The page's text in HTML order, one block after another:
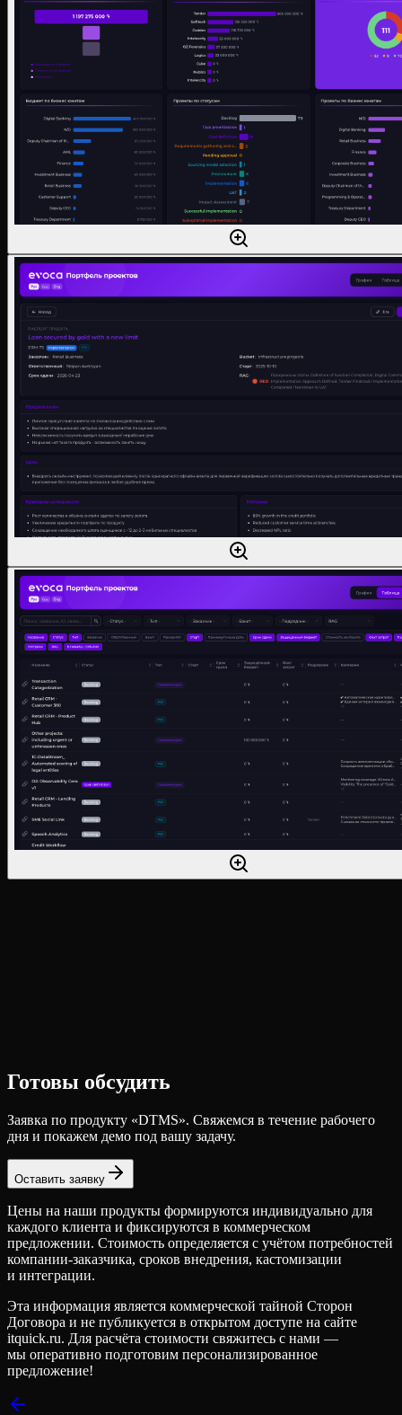
Готовы обсудить
Заявка по продукту «DTMS». Свяжемся в течение рабочего
дня и покажем демо под вашу задачу.
Оставить заявку
Цены на наши продукты формируются индивидуально для
каждого клиента и фиксируются в коммерческом
предложении. Стоимость определяется с учётом потребностей
компании-заказчика, сроков внедрения, кастомизации
и интеграции.
Эта информация является коммерческой тайной Сторон
Договора и не публикуется в открытом доступе на сайте
itquick.ru. Для расчёта стоимости свяжитесь с нами —
мы оперативно подготовим персонализированное
предложение!